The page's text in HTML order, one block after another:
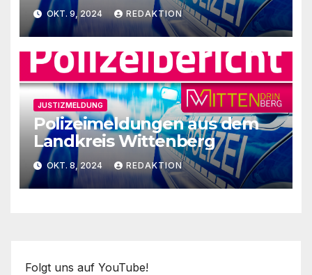
OKT. 9, 2024 REDAKTION
JUSTIZMELDUNG
Polizeimeldungen aus dem
Landkreis Wittenberg
OKT. 8, 2024 REDAKTION
Folgt uns auf YouTube!